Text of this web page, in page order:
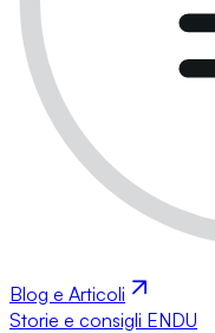
Blog e Articoli
Storie e consigli ENDU